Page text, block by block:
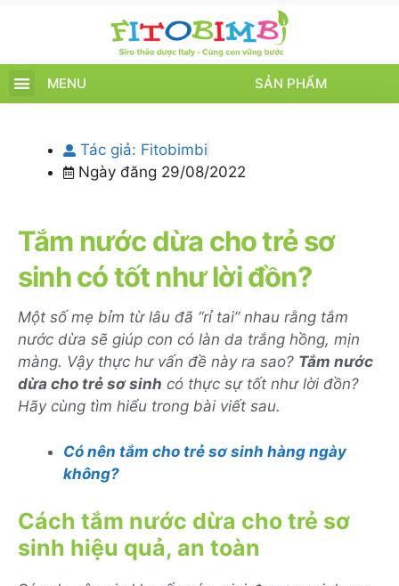
MENU SẢN PHẨM
Tác giả: Fitobimbi
Ngày đăng 29/08/2022
Tắm nước dừa cho trẻ sơ
sinh có tốt như lời đồn?
Một số mẹ bỉm từ lâu đã “rỉ tai” nhau rằng tắm
nước dừa sẽ giúp con có làn da trắng hồng, mịn
màng. Vậy thực hư vấn đề này ra sao? Tắm nước
dừa cho trẻ sơ sinh có thực sự tốt như lời đồn?
Hãy cùng tìm hiểu trong bài viết sau.
Có nên tắm cho trẻ sơ sinh hàng ngày
không?
Cách tắm nước dừa cho trẻ sơ
sinh hiệu quả, an toàn